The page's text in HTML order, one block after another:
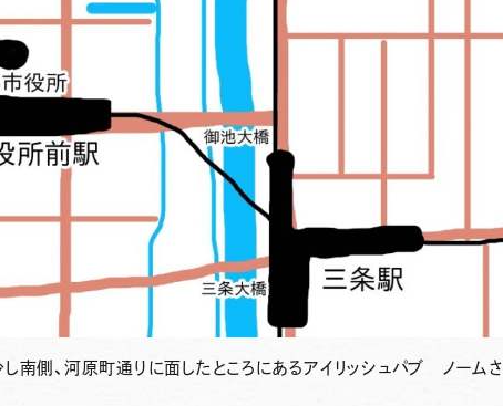
南側、河原町通りに面したところにあるアイリッシュパブ ノームさ